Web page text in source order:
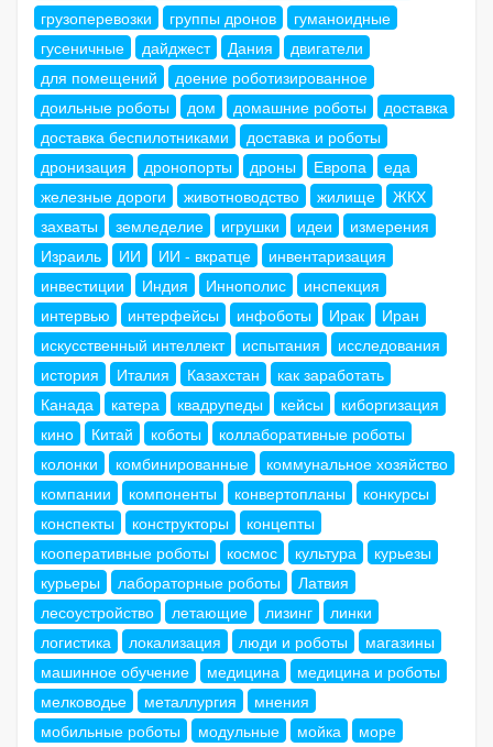
грузоперевозки
группы дронов
гуманоидные
гусеничные
дайджест Дания
двигатели
для помещений
доение роботизированное
доильные роботы
дом домашние роботы
доставка
доставка беспилотниками
доставка и роботы
дронизация
дронопорты дроны Европа
еда
железные дороги
животноводство жилище
ЖКХ
захваты
земледелие игрушки идеи
измерения
Израиль
ИИ ИИ - вкратце
инвентаризация
инвестиции
Индия Иннополис
инспекция
интервью
интерфейсы инфоботы Ирак
Иран
искусственный интеллект
испытания
исследования
история
Италия Казахстан
как заработать
Канада
катера квадрупеды кейсы
киборгизация
кино
Китай коботы
коллаборативные роботы
колонки
комбинированные
коммунальное хозяйство
компании
компоненты конвертопланы
конкурсы
конспекты
конструкторы
концепты
кооперативные роботы
космос культура
курьезы
курьеры
лабораторные роботы
Латвия
лесоустройство
летающие лизинг
линки
логистика
локализация люди и роботы
магазины
машинное обучение
медицина
медицина и роботы
мелководье
металлургия
мнения
мобильные роботы
модульные мойка
море